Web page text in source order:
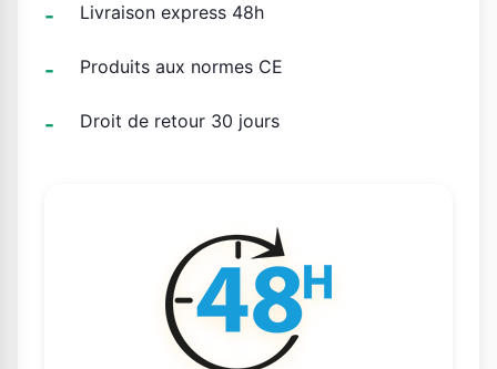
Livraison express 48h
Produits aux normes CE
Droit de retour 30 jours